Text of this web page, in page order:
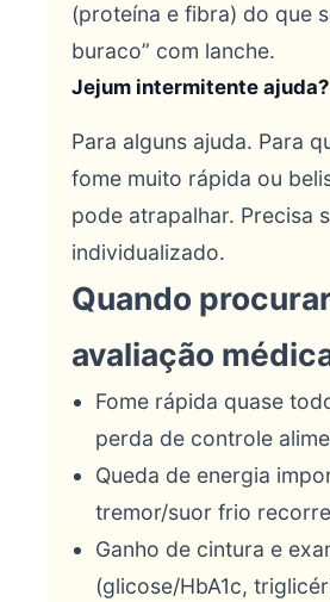
(proteína e fibra) do que
buraco” com lanche.
Jejum intermitente ajuda?
Para alguns ajuda. Para
fome muito rápida ou
pode atrapalhar. Precisa
individualizado.
Quando
avaliação
Fome rápida quase
perda de controle
Queda de energia
tremor/suor frio
Ganho de cintura e
(glicose/HbA1c,